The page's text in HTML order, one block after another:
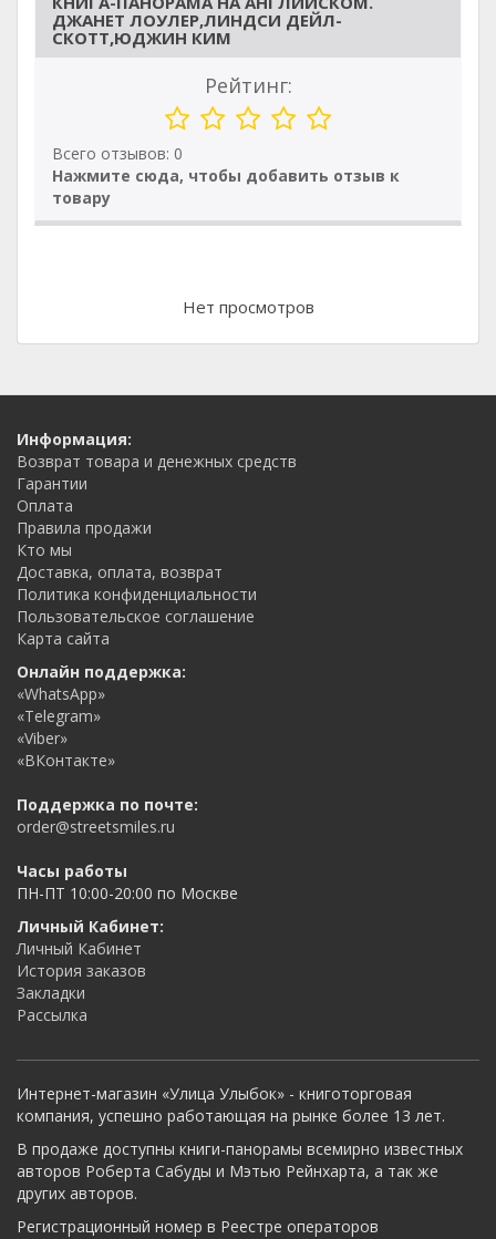
ДЖАНЕТ ЛОУЛЕР,ЛИНДСИ ДЕЙЛ-
СКОТТ,ЮДЖИН КИМ
Рейтинг:
Всего отзывов: 0
Нажмите сюда, чтобы добавить отзыв к
товару
Нет просмотров
Информация:
Возврат товара и денежных средств
Гарантии
Оплата
Правила продажи
Кто мы
Доставка, оплата, возврат
Политика конфиденциальности
Пользовательское соглашение
Карта сайта
Онлайн поддержка:
«WhatsApp»
«Telegram»
«Viber»
«ВКонтакте»
Поддержка по почте:
order@streetsmiles.ru
Часы работы
ПН-ПТ 10:00-20:00 по Москве
Личный Кабинет:
Личный Кабинет
История заказов
Закладки
Рассылка
Интернет-магазин «Улица Улыбок» - книготорговая
компания, успешно работающая на рынке более 13 лет.
В продаже доступны книги-панорамы всемирно известных
авторов Роберта Сабуды и Мэтью Рейнхарта, а так же
других авторов.
Регистрационный номер в Реестре операторов